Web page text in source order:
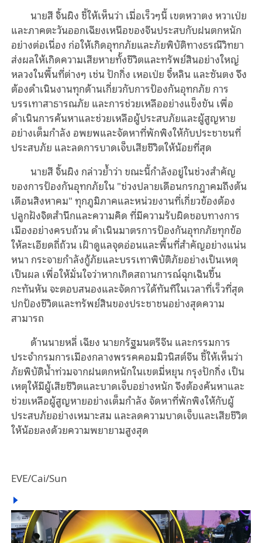
นายสี จิ้นผิง ชี้ให้เห็นว่า เมื่อเร็วๆนี้ เขตหวาตง หวาเป่ย
และภาคตะวันออกเฉียงเหนือของจีนประสบกับฝนตกหนัก
อย่างต่อเนื่อง ก่อให้เกิดอุทกภัยและภัยพิบัติทางธรณีวิทยา
ส่งผลให้เกิดความเสียหายทั้งชีวิตและทรัพย์สินอย่างใหญ่
หลวงในพื้นที่ต่างๆ เช่น ปักกิ่ง เหอเป่ย จี๋หลิน และซันตง จึง
ต้องดำเนินงานทุกด้านเกี่ยวกับการป้องกันอุทกภัย การ
บรรเทาสาธารณภัย และการช่วยเหลืออย่างแข็งขัน เพื่อ
ดำเนินการค้นหาและช่วยเหลือผู้ประสบภัยและผู้สูญหาย
อย่างเต็มกำลัง อพยพและจัดหาที่พักพิงให้กับประชาชนที่
ประสบภัย และลดการบาดเจ็บเสียชีวิตให้น้อยที่สุด
นายสี จิ้นผิง กล่าวย้ำว่า ขณะนี้กำลังอยู่ในช่วงสำคัญ
ของการป้องกันอุทกภัยใน "ช่วงปลายเดือนกรกฎาคมถึงต้น
เดือนสิงหาคม" ทุกภูมิภาคและหน่วยงานที่เกี่ยวข้องต้อง
ปลูกฝังจิตสำนึกและความคิด ที่มีความรับผิดชอบทางการ
เมืองอย่างครบถ้วน ดำเนินมาตรการป้องกันอุทกภัยทุกข้อ
ให้ละเอียดถี่ถ้วน เฝ้าดูแลจุดอ่อนและพื้นที่สำคัญอย่างแน่น
หนา กระจายกำลังกู้ภัยและบรรเทาพิบัติภัยอย่างเป็นเหตุ
เป็นผล เพื่อให้มั่นใจว่าหากเกิดสถานการณ์ฉุกเฉินขึ้น
กะทันหัน จะตอบสนองและจัดการได้ทันทีในเวลาที่เร็วที่สุด
ปกป้องชีวิตและทรัพย์สินของประชาชนอย่างสุดความ
สามารถ
ด้านนายหลี่ เฉียง นายกรัฐมนตรีจีน และกรรมการ
ประจำกรมการเมืองกลางพรรคคอมมิวนิสต์จีน ชี้ให้เห็นว่า
ภัยพิบัติน้ำท่วมจากฝนตกหนักในเขตมี่หยุน กรุงปักกิ่ง เป็น
เหตุให้มีผู้เสียชีวิตและบาดเจ็บอย่างหนัก จึงต้องค้นหาและ
ช่วยเหลือผู้สูญหายอย่างเต็มกำลัง จัดหาที่พักพิงให้กับผู้
ประสบภัยอย่างเหมาะสม และลดความบาดเจ็บและเสียชีวิต
ให้น้อยลงด้วยความพยายามสูงสุด
EVE/Cai/Sun